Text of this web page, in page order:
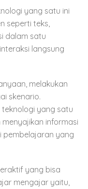
yang satu ini
seperti teks,
dalam satu
langsung
melakukan
skenario.
yang satu
informasi
pembelajaran yang
yang bisa
mengajar yaitu,